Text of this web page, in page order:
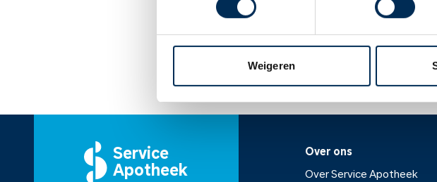
Weigeren
Service
Apotheek
Over ons
Over Service Apotheek